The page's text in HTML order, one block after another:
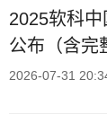
2025软科
公布（含完
2026-07-31